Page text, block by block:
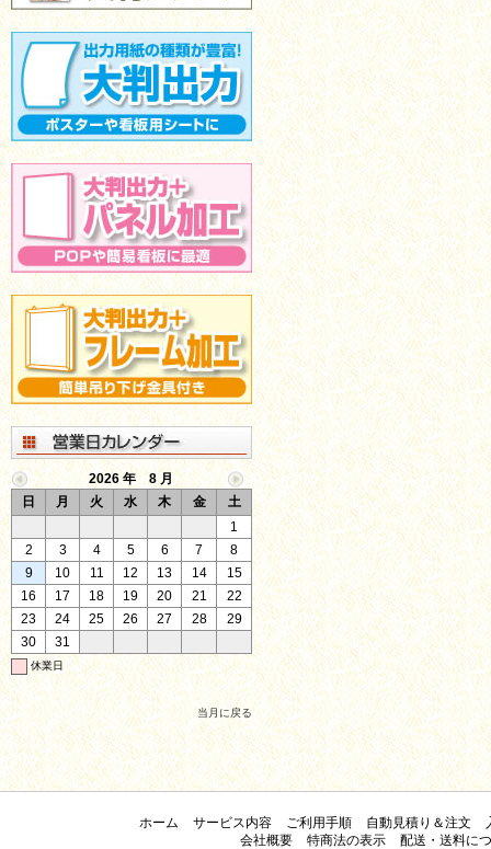
2026 年 8 月
日
月 火 水 木 金
土
1
2
3 4 5 6 7
8
9
10 11 12 13 14
15
16
17 18 19 20 21
22
23
24 25 26 27 28
29
30
31
休業日
当月に戻る
ホーム サービス内容 ご利用手順 自動見積り＆注文
会社概要
特商法の表示 配送・送料に